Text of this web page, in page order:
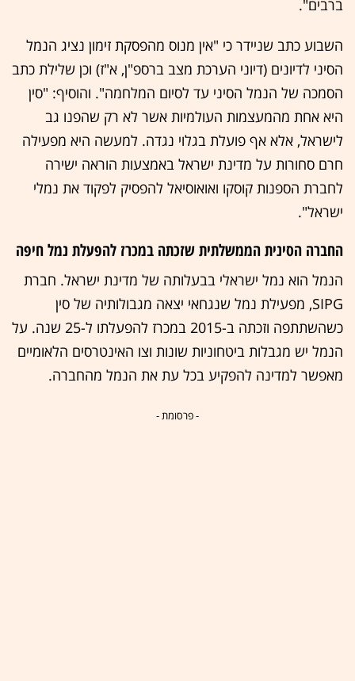
ברבים".
השבוע כתב שניידר כי "אין מנוס מהפסקת זימון נציג הנמל
הסיני לדיונים (דיוני הערכת מצב ברספ"ן, א"ז) וכן שלילת כתב
הסמכה של הנמל הסיני עד לסיום המלחמה". והוסיף: "סין
היא אחת מהמעצמות העולמיות אשר לא רק שהפנו גב
לישראל, אלא אף פועלת בגלוי נגדה. למעשה היא מפעילה
חרם סחורות על מדינת ישראל באמצעות הוראה ישירה
לחברת הספנות קוסקו ואואוסיאל להפסיק לפקוד את נמלי
ישראל".
החברה הסינית הממשלתית שזכתה במכרז להפעלת נמל חיפה
הנמל הוא נמל ישראלי בבעלותה של מדינת ישראל. חברת
SIPG, מפעילת נמל שנגחאי יצאה מגבולותיה של סין
כשהשתתפה וזכתה ב-2015 במכרז להפעלתו ל-25 שנה. על
הנמל יש מגבלות ביטחוניות שונות וצו האינטרסים הלאומיים
מאפשר למדינה להפקיע בכל עת את הנמל מהחברה.
- פרסומת -